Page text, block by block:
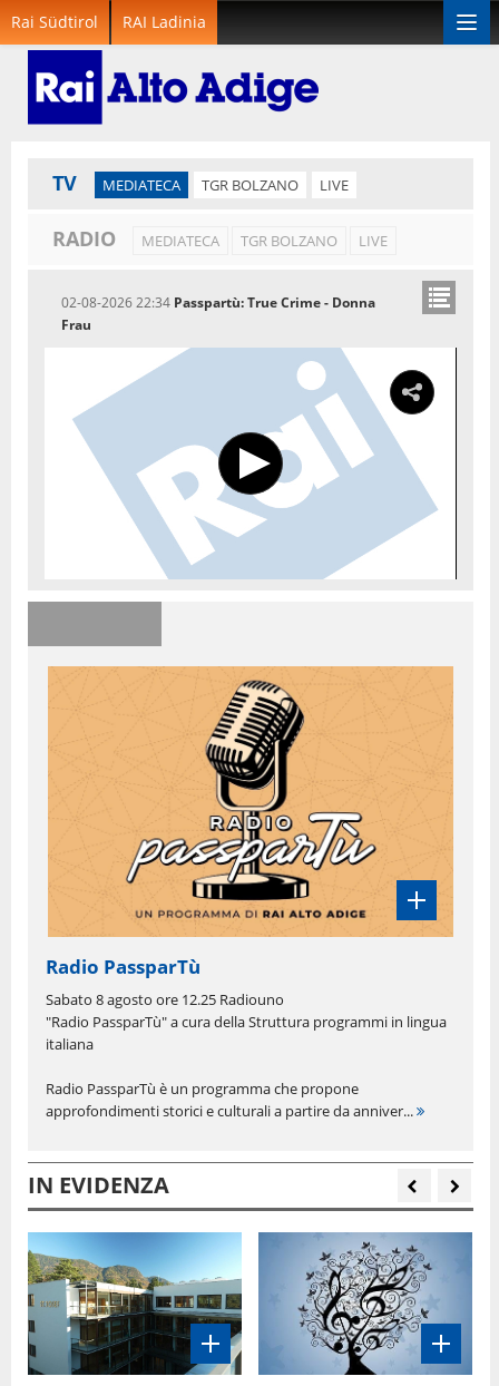
Rai Südtirol RAI Ladinia
TV MEDIATECA TGR BOLZANO LIVE
RADIO MEDIATECA TGR BOLZANO LIVE
02-08-2026 22:34 Passpartù: True Crime - Donna
Frau
Radio PassparTù
Sabato 8 agosto ore 12.25 Radiouno
"Radio PassparTù" a cura della Struttura programmi in lingua
italiana
Radio PassparTù è un programma che propone
approfondimenti storici e culturali a partire da anniver...
IN EVIDENZA